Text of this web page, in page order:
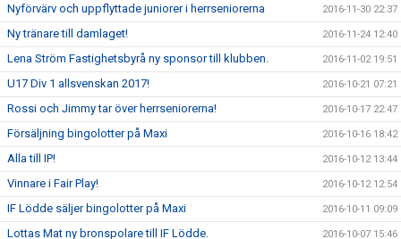
Nyförvärv och uppflyttade juniorer i herrseniorerna 2016-11-30 22:37
Ny tränare till damlaget! 2016-11-24 12:40
Lena Ström Fastighetsbyrå ny sponsor till klubben. 2016-11-02 19:51
U17 Div 1 allsvenskan 2017! 2016-10-21 07:21
Rossi och Jimmy tar över herrseniorerna! 2016-10-17 22:47
Försäljning bingolotter på Maxi 2016-10-16 18:42
Alla till IP! 2016-10-12 13:44
Vinnare i Fair Play! 2016-10-12 12:54
IF Lödde säljer bingolotter på Maxi 2016-10-11 09:09
Lottas Mat ny bronspolare till IF Lödde. 2016-10-07 15:46